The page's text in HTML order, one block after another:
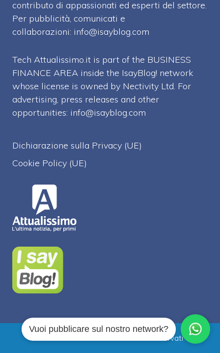
contributo di appassionati ed esperti del settore.
Per pubblicità, comunicati e
collaborazioni: info@isayblog.com
Tech Attualissimo.it is part of the BUSINESS
FINANCE AREA inside the IsayBlog! network
whose license is owned by Nectivity Ltd. For
advertising, press releases and other
opportunities: info@isayblog.com
Dichiarazione sulla Privacy (UE)
Cookie Policy (UE)
Attualissimo.it © 2026 Tutti i diritti riservati
Vuoi pubblicare sul nostro network?